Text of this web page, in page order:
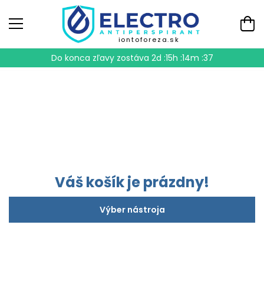
iontoforeza.sk
Do konca zľavy zostáva 2d :15h :14m :37
Váš košík je prázdny!
Výber nástroja